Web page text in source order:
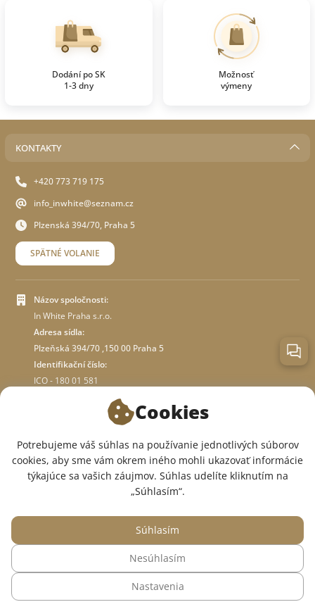
Dodání po SK
1-3 dny
Možnosť
výmeny
KONTAKTY
+420 773 719 175
info_inwhite@seznam.cz
Plzenská 394/70, Praha 5
SPÄTNÉ VOLANIE
Názov spoločnosti:
In White Praha s.r.o.
Adresa sídla:
Plzeňská 394/70 ,150 00 Praha 5
Identifikační číslo:
ICO - 180 01 581
O OBCHODE
SME V SOCIÁLNYCH SIEŤACH:
© 2015 — 2026, Internetový obchod so zdravotným oblečením InWhite.
Web vytvorilSago Group
Cookies
Potrebujeme váš súhlas na používanie jednotlivých súborov
cookies, aby sme vám okrem iného mohli ukazovať informácie
týkajúce sa vašich záujmov. Súhlas udelíte kliknutím na
„Súhlasím“.
Nastavenia
Nesúhlasím
Súhlasím